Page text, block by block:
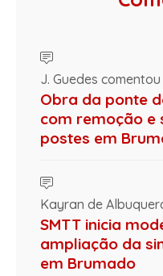
J. Guedes comentou
Obra da ponte
com remoção e
postes em
Kayran de
SMTT inicia
ampliação da
em Brumado